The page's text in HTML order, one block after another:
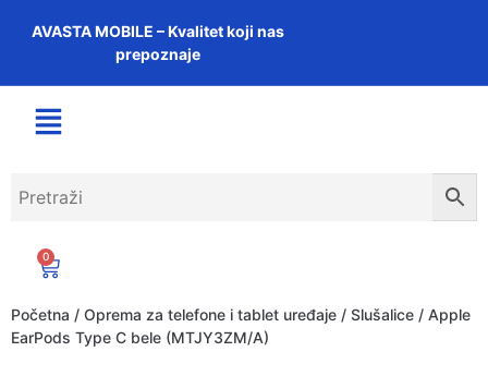
AVASTA MOBILE – Kvalitet koji nas
prepoznaje
0
Početna / Oprema za telefone i tablet uređaje / Slušalice / Apple
EarPods Type C bele (MTJY3ZM/A)